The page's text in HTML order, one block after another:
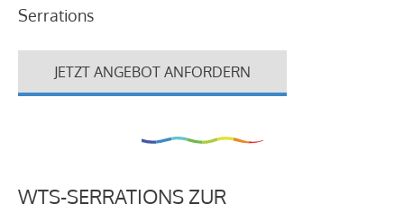
Serrations
JETZT ANGEBOT ANFORDERN
WTS-SERRATIONS ZUR